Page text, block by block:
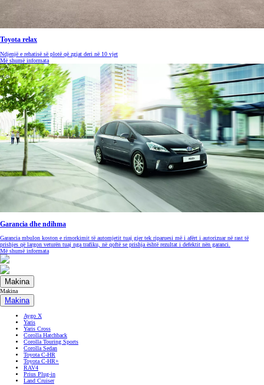
Toyota relax
Ndjenjë e rehatisë së plotë që zgjat deri në 10 vjet
Më shumë informata
Garancia dhe ndihma
Garancia mbulon koston e rimorkimit të automjetit tuaj gjer tek riparuesi më i afërt i autorizuar në rast të
prishjes që largon veturën tuaj nga trafiku, në qoftë se prishja është rezultat i defektit nën garanci.
Më shumë informata
Makina
Makina
Makina
Aygo X
Yaris
Yaris Cross
Corolla Hatchback
Corolla Touring Sports
Corolla Sedan
Toyota C-HR
Toyota C-HR+
RAV4
Prius Plug-in
Land Cruiser